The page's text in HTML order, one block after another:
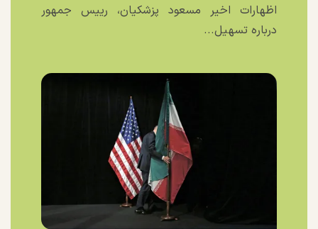
اظهارات اخیر مسعود پزشکیان، رییس جمهور
درباره تسهیل...